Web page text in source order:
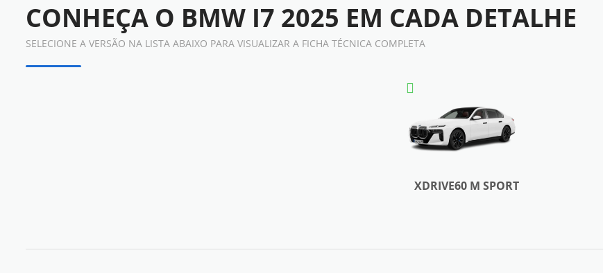
CONHEÇA O BMW I7 2025 EM CADA DETALHE
SELECIONE A VERSÃO NA LISTA ABAIXO PARA VISUALIZAR A FICHA TÉCNICA COMPLETA
XDRIVE60 M SPORT